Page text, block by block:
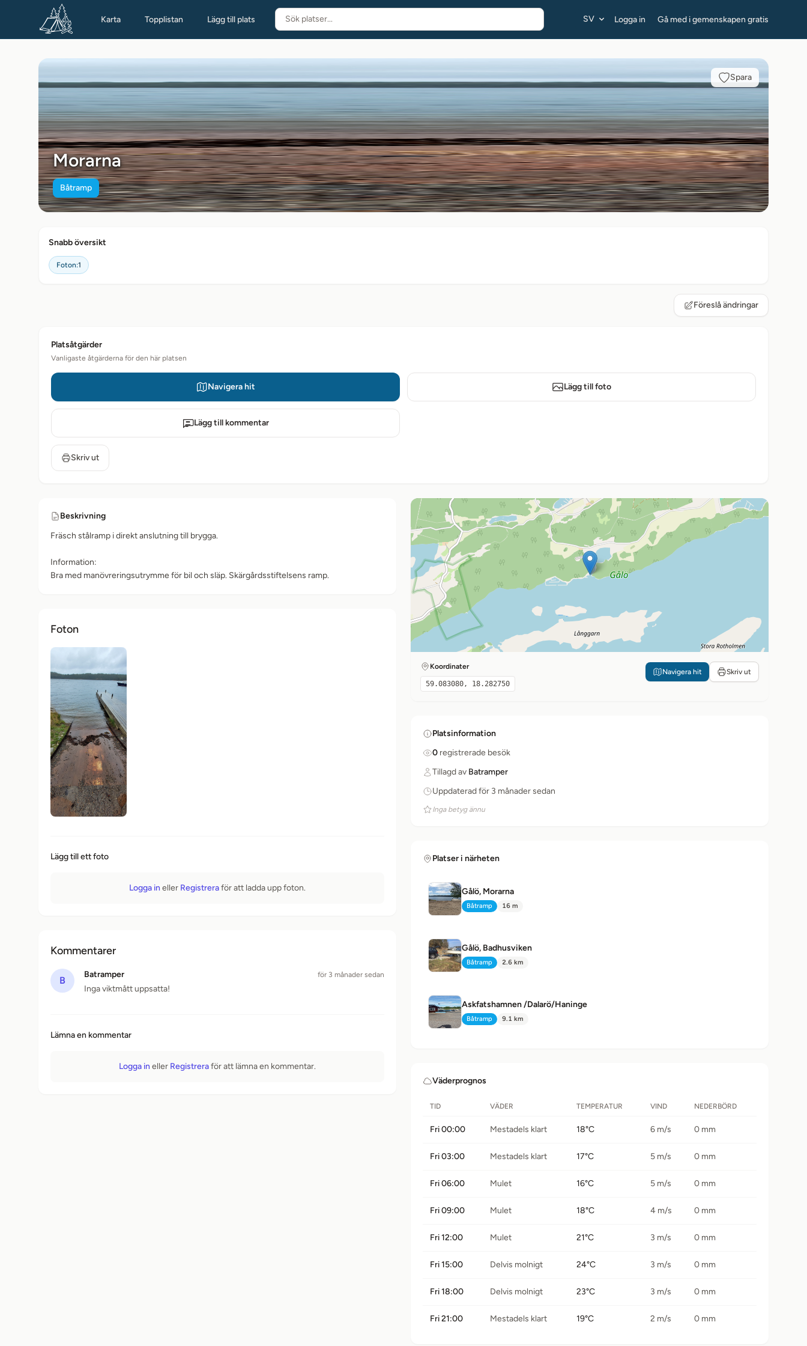
Karta Topplistan Lägg till plats SV Logga in Gå med i gemenskapen gratis
Spara
Morarna
Båtramp
Snabb översikt
Foton:1
Föreslå ändringar
Platsåtgärder
Vanligaste åtgärderna för den här platsen
Navigera hit Lägg till foto
Lägg till kommentar
Skriv ut
Beskrivning
Fräsch stålramp i direkt anslutning till brygga.
Information:
Bra med manövreringsutrymme för bil och släp. Skärgårdsstiftelsens ramp.
Foton
Lägg till ett foto
Logga in eller Registreraför att ladda upp foton.
Kommentarer
B
Batramper för 3 månader sedan
Inga viktmått uppsatta!
Lämna en kommentar
Logga in eller Registreraför att lämna en kommentar.
Koordinater
59.083080, 18.282750
Navigera hit Skriv ut
Platsinformation
0 registrerade besök
Tillagd av Batramper
Uppdaterad för 3 månader sedan
Inga betyg ännu
Platser i närheten
Gålö, Morarna
Typ:
Båtramp Avstånd:
16 m
Gålö, Badhusviken
Typ:
Båtramp Avstånd:
2.6 km
Askfatshamnen /Dalarö/Haninge
Typ:
Båtramp Avstånd:
9.1 km
Väderprognos
TID VÄDER TEMPERATUR VIND NEDERBÖRD
Fri 00:00 Mestadels klart 18°C 6 m/s 0 mm
Fri 03:00 Mestadels klart 17°C 5 m/s 0 mm
Fri 06:00 Mulet 16°C 5 m/s 0 mm
Fri 09:00 Mulet 18°C 4 m/s 0 mm
Fri 12:00 Mulet 21°C 3 m/s 0 mm
Fri 15:00 Delvis molnigt 24°C 3 m/s 0 mm
Fri 18:00 Delvis molnigt 23°C 3 m/s 0 mm
Fri 21:00 Mestadels klart 19°C 2 m/s 0 mm